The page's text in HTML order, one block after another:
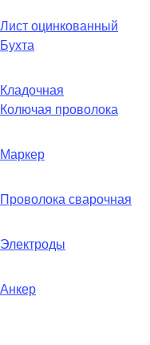
Лист оцинкованный
Бухта
Кладочная
Колючая проволока
Маркер
Проволока сварочная
Электроды
Анкер